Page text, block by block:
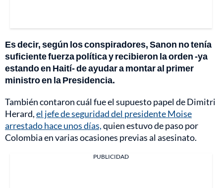
Es decir, según los conspiradores, Sanon no tenía
suficiente fuerza política y recibieron la orden -ya
estando en Haití- de ayudar a montar al primer
ministro en la Presidencia.
También contaron cuál fue el supuesto papel de Dimitri
Herard,el jefe de seguridad del presidente Moise
arrestado hace unos días,quien estuvo de paso por
Colombia en varias ocasiones previas al asesinato.
PUBLICIDAD